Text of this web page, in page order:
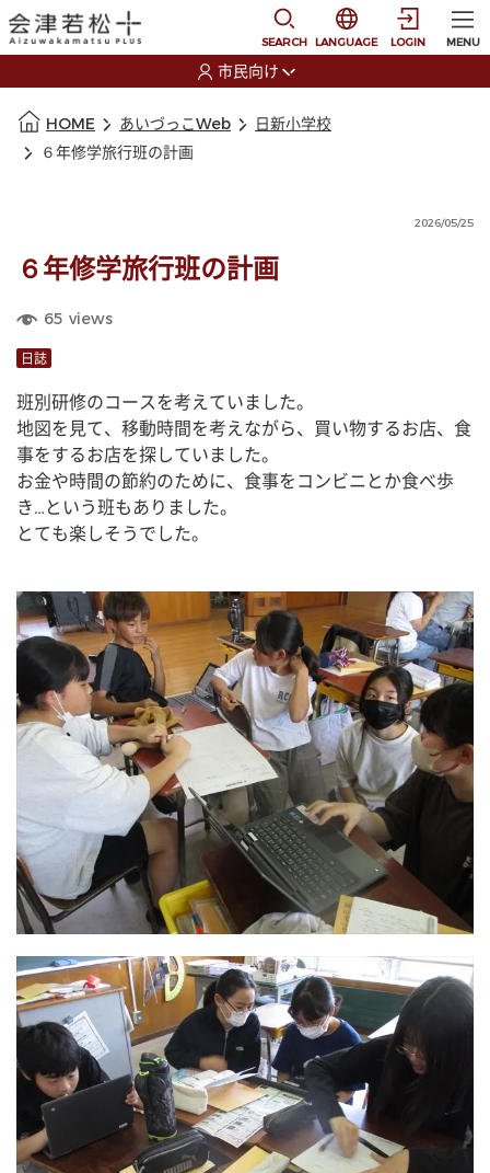
SEARCH
選択すると言語の切
LANGUAGE LOGIN MENU
市民向け
HOME あいづっこWeb
日新小学校
６年修学旅行班の計画
2026/05/25
６年修学旅行班の計画
65 views
日誌
班別研修のコースを考えていました。
地図を見て、移動時間を考えながら、買い物するお店、食
事をするお店を探していました。
お金や時間の節約のために、食事をコンビニとか食べ歩
き…という班もありました。
とても楽しそうでした。